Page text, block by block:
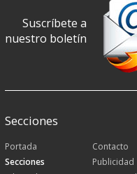
Suscríbete a
nuestro boletín
Secciones
Portada
Secciones
Contacto
Publicidad